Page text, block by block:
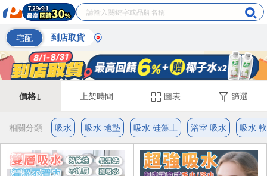
宅配 到店取貨
價格↓ 上架時間 圖表 篩選
相關分類 吸水 吸水 地墊 吸水 硅藻土 浴室 吸水 吸水